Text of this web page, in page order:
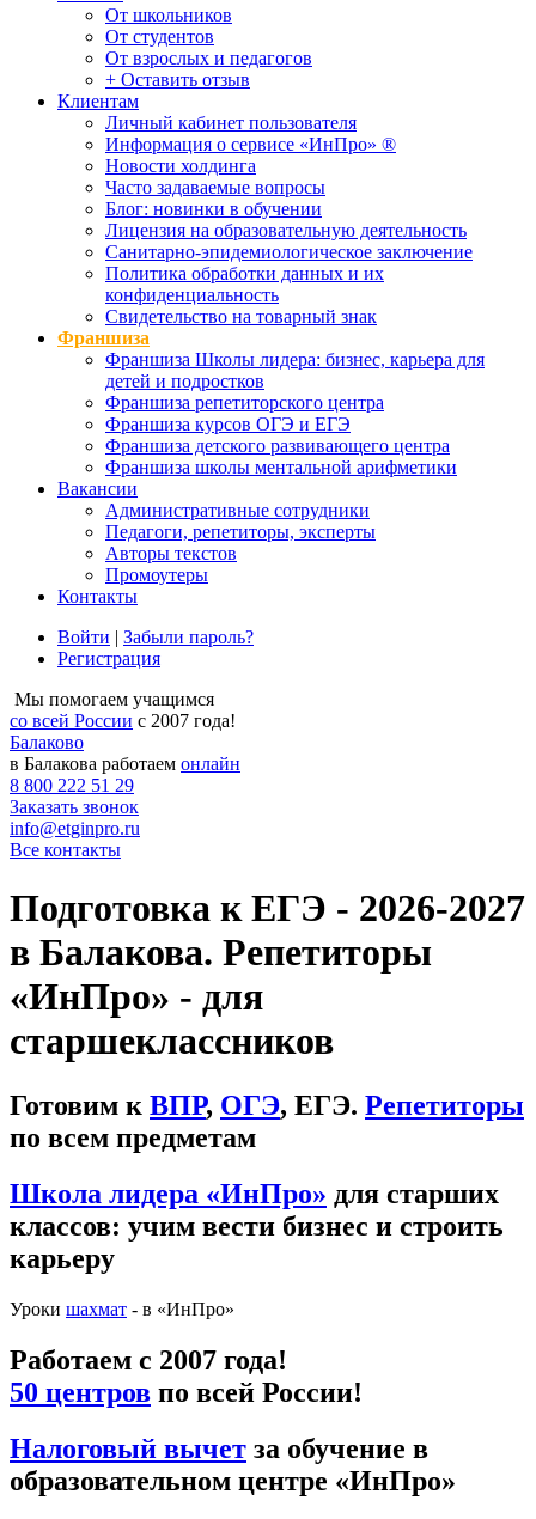
От школьников
От студентов
От взрослых и педагогов
+ Оставить отзыв
Клиентам
Личный кабинет пользователя
Информация о сервисе «ИнПро» ®
Новости холдинга
Часто задаваемые вопросы
Блог: новинки в обучении
Лицензия на образовательную деятельность
Санитарно-эпидемиологическое заключение
Политика обработки данных и их
конфиденциальность
Свидетельство на товарный знак
Франшиза
Франшиза Школы лидера: бизнес, карьера для
детей и подростков
Франшиза репетиторского центра
Франшиза курсов ОГЭ и ЕГЭ
Франшиза детского развивающего центра
Франшиза школы ментальной арифметики
Вакансии
Административные сотрудники
Педагоги, репетиторы, эксперты
Авторы текстов
Промоутеры
Контакты
Войти | Забыли пароль?
Регистрация
Мы помогаем учащимся
со всей России с 2007 года!
Балаково
в Балакова работаем онлайн
8 800 222 51 29
Заказать звонок
info@etginpro.ru
Все контакты
Подготовка к ЕГЭ - 2026-2027
в Балакова. Репетиторы
«ИнПро» - для
старшеклассников
Готовим к ВПР, ОГЭ, ЕГЭ. Репетиторы
по всем предметам
Школа лидера «ИнПро» для старших
классов: учим вести бизнес и строить
карьеру
Уроки шахмат - в «ИнПро»
Работаем с 2007 года!
50 центров по всей России!
Налоговый вычет за обучение в
образовательном центре «ИнПро»